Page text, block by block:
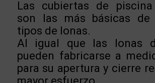
Las cubiertas de piscina
son las más básicas
tipos de lonas.
Al igual que las lonas
pueden fabricarse a
para su apertura y cierre